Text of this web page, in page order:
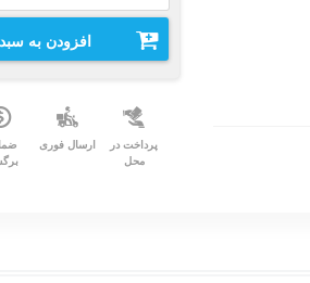
افزودن به
پرداخت در
محل
ارسال فوری